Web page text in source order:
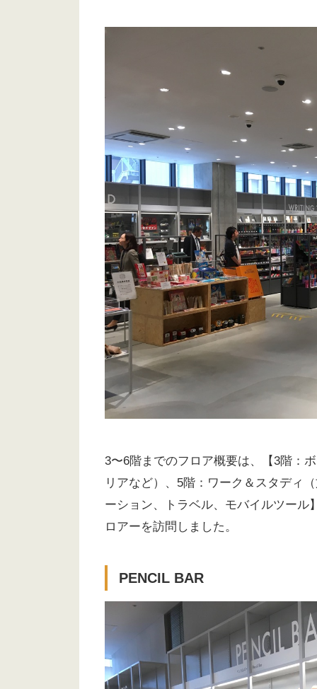
3〜6階までのフロア概要は、【3階：
リアなど）、5階：ワーク＆スタディ
ーション、トラベル、モバイルツール
ロアーを訪問しました。
PENCIL BAR